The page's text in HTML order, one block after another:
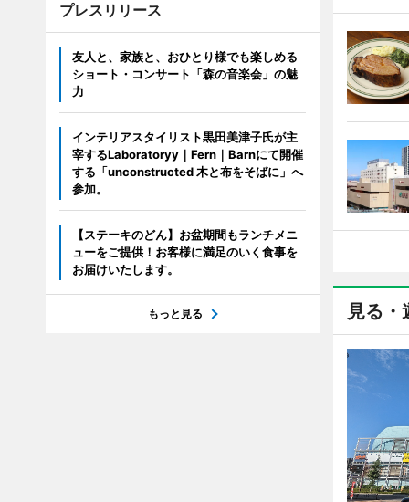
見る・
プレスリリース
友人と、家族と、おひとり様でも楽しめる
ショート・コンサート「森の音楽会」の魅
力
インテリアスタイリスト黒田美津子氏が主
宰するLaboratoryy｜Fern｜Barnにて開催
する「unconstructed 木と布をそばに」へ
参加。
【ステーキのどん】お盆期間もランチメニ
ューをご提供！お客様に満足のいく食事を
お届けいたします。
もっと見る